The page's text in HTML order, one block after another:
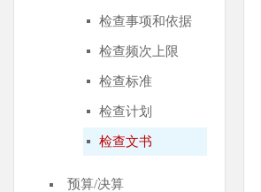
检查事项和依据
检查频次上限
检查标准
检查计划
检查文书
预算/决算